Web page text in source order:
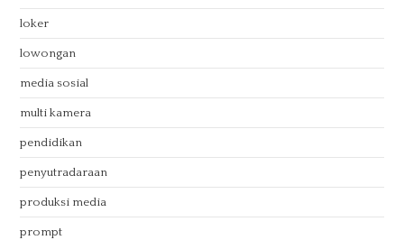
loker
lowongan
media sosial
multi kamera
pendidikan
penyutradaraan
produksi media
prompt